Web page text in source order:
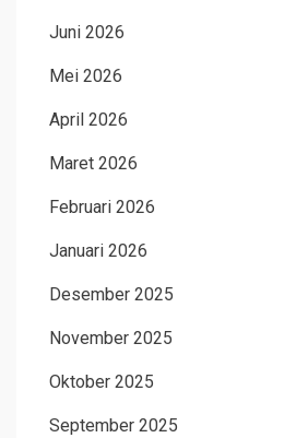
Juni 2026
Mei 2026
April 2026
Maret 2026
Februari 2026
Januari 2026
Desember 2025
November 2025
Oktober 2025
September 2025